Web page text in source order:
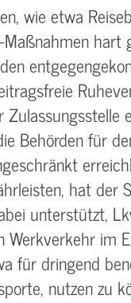
wie etwa
hart
Behörden für
hat der
unterstützt,
im
für dringend
nutzen zu